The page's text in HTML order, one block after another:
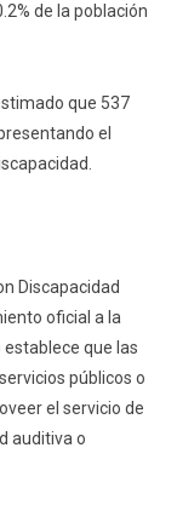
de la población
que 537
el
Discapacidad
oficial a la
que las
públicos o
el servicio de
auditiva o